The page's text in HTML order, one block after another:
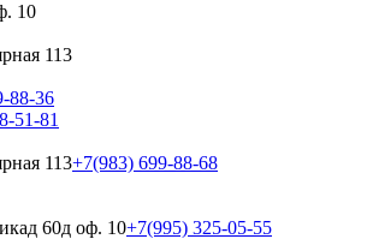
10
113
88-36
51-81
113+7(983) 699-88-68
60д оф. 10+7(995) 325-05-55